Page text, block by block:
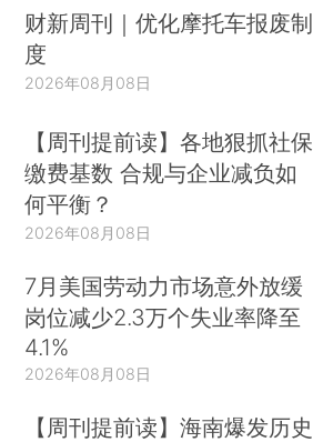
财新周刊｜优化摩托车报废制
度
2026年08月08日
【周刊提前读】各地狠抓社保
缴费基数 合规与企业减负如
何平衡？
2026年08月08日
7月美国劳动力市场意外放缓
岗位减少2.3万个失业率降至
4.1%
2026年08月08日
【周刊提前读】海南爆发历史